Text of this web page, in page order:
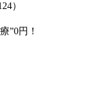
）
”0円！